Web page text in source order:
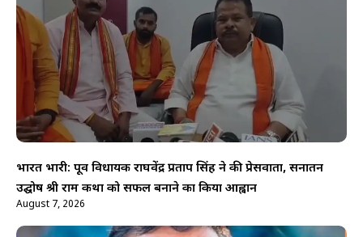
भारत भारी: पूर्व विधायक राघवेंद्र प्रताप सिंह ने की प्रेसवार्ता, सनातन
उद्घोष श्री राम कथा को सफल बनाने का किया आह्वान
August 7, 2026